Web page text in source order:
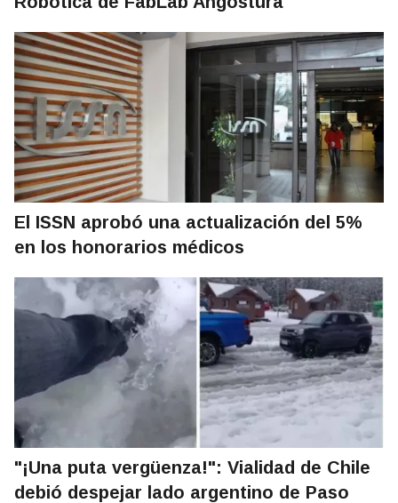
El ISSN aprobó una actualización del 5%
en los honorarios médicos
"¡Una puta vergüenza!": Vialidad de Chile
debió despejar lado argentino de Paso